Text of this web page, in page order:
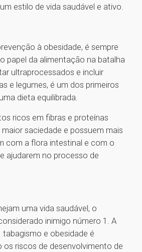
estilo de vida saudável e ativo.
à obesidade, é sempre
papel da alimentação na batalha
ultraprocessados e incluir
e legumes, é um dos primeiros
dieta equilibrada.
ricos em fibras e proteínas
saciedade e possuem mais
com a flora intestinal e com o
ajudarem no processo de
uma vida saudável, o
inimigo número 1. A
e obesidade é
os riscos de desenvolvimento de